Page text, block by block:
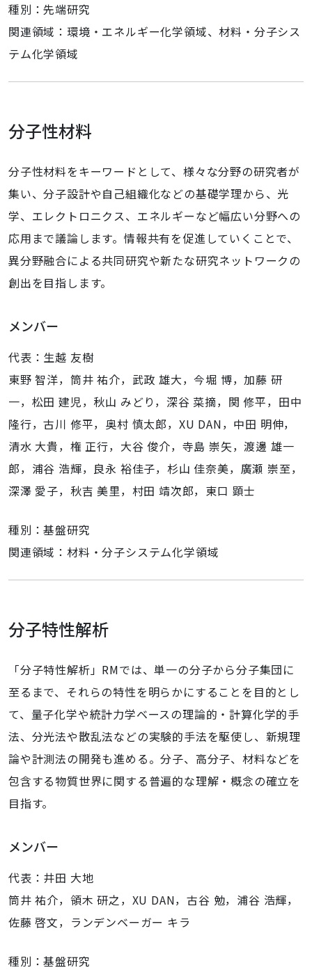
種別：先端研究
関連領域：環境・エネルギー化学領域、材料・分子シス
テム化学領域
分子性材料
分子性材料をキーワードとして、様々な分野の研究者が
集い、分子設計や自己組織化などの基礎学理から、光
学、エレクトロニクス、エネルギーなど幅広い分野への
応用まで議論します。情報共有を促進していくことで、
異分野融合による共同研究や新たな研究ネットワークの
創出を目指します。
メンバー
代表：生越 友樹
東野 智洋，筒井 祐介，武政 雄大，今堀 博，加藤 研
一，松田 建児，秋山 みどり，深谷 菜摘，関 修平，田中
隆行，古川 修平，奥村 慎太郎，XU DAN，中田 明伸，
清水 大貴，権 正行，大谷 俊介，寺島 崇矢，渡邊 雄一
郎，浦谷 浩輝，良永 裕佳子，杉山 佳奈美，廣瀬 崇至，
深澤 愛子，秋吉 美里，村田 靖次郎，東口 顕士
種別：基盤研究
関連領域：材料・分子システム化学領域
分子特性解析
「分子特性解析」RMでは、単一の分子から分子集団に
至るまで、それらの特性を明らかにすることを目的とし
て、量子化学や統計力学ベースの理論的・計算化学的手
法、分光法や散乱法などの実験的手法を駆使し、新規理
論や計測法の開発も進める。分子、高分子、材料などを
包含する物質世界に関する普遍的な理解・概念の確立を
目指す。
メンバー
代表：井田 大地
筒井 祐介，領木 研之，XU DAN，古谷 勉，浦谷 浩輝，
佐藤 啓文，ランデンベーガー キラ
種別：基盤研究